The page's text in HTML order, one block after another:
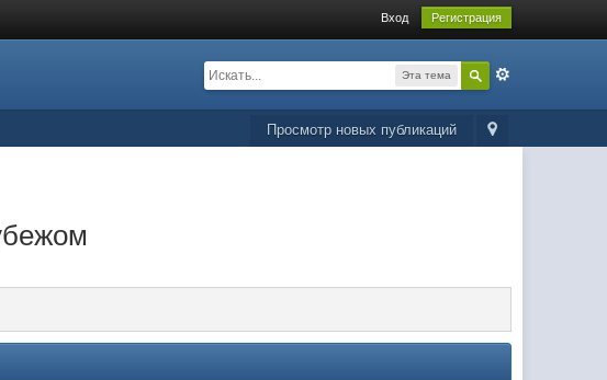
Вход Регистрация
Эта тема
Просмотр новых публикаций